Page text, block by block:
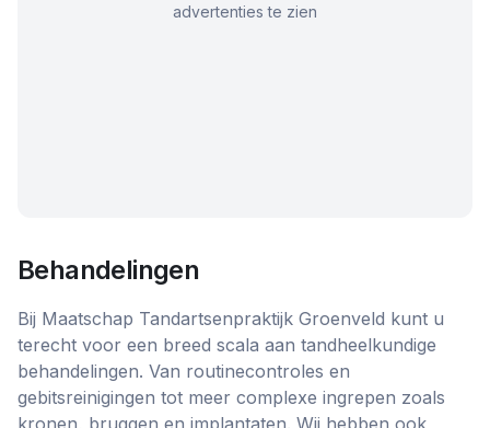
advertenties te zien
Behandelingen
Bij Maatschap Tandartsenpraktijk Groenveld kunt u
terecht voor een breed scala aan tandheelkundige
behandelingen. Van routinecontroles en
gebitsreinigingen tot meer complexe ingrepen zoals
kronen, bruggen en implantaten. Wij hebben ook